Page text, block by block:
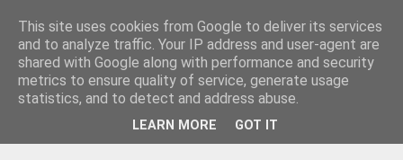
This site uses cookies from Google to deliver its services
and to analyze traffic. Your IP address and user-agent are
shared with Google along with performance and security
metrics to ensure quality of service, generate usage
statistics, and to detect and address abuse.
LEARN MORE GOT IT